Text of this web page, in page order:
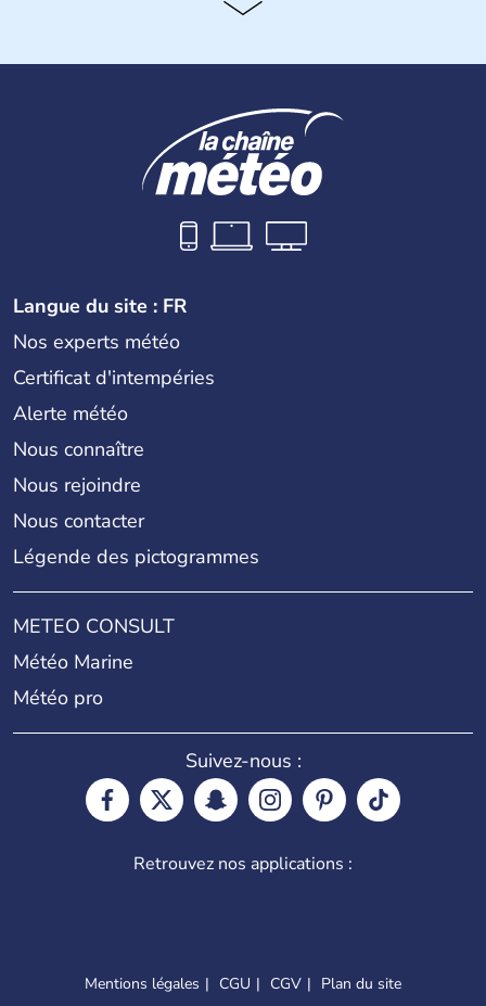
Langue du site : FR
Nos experts météo
Certificat d'intempéries
Alerte météo
Nous connaître
Nous rejoindre
Nous contacter
Légende des pictogrammes
METEO CONSULT
Météo Marine
Météo pro
Suivez-nous :
Retrouvez nos applications :
Mentions légales CGU CGV Plan du site